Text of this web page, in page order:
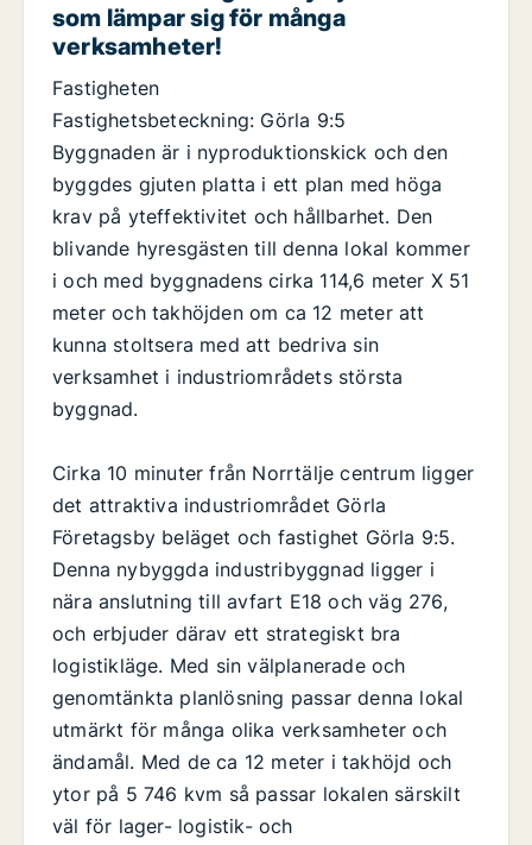
som lämpar sig för många
verksamheter!
Fastigheten
Fastighetsbeteckning: Görla 9:5
Byggnaden är i nyproduktionskick och den
byggdes gjuten platta i ett plan med höga
krav på yteffektivitet och hållbarhet. Den
blivande hyresgästen till denna lokal kommer
i och med byggnadens cirka 114,6 meter X 51
meter och takhöjden om ca 12 meter att
kunna stoltsera med att bedriva sin
verksamhet i industriområdets största
byggnad.
Cirka 10 minuter från Norrtälje centrum ligger
det attraktiva industriområdet Görla
Företagsby beläget och fastighet Görla 9:5.
Denna nybyggda industribyggnad ligger i
nära anslutning till avfart E18 och väg 276,
och erbjuder därav ett strategiskt bra
logistikläge. Med sin välplanerade och
genomtänkta planlösning passar denna lokal
utmärkt för många olika verksamheter och
ändamål. Med de ca 12 meter i takhöjd och
ytor på 5 746 kvm så passar lokalen särskilt
väl för lager- logistik- och